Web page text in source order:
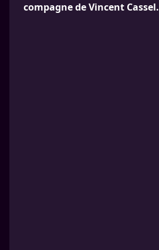
compagne de Vincent Cassel.